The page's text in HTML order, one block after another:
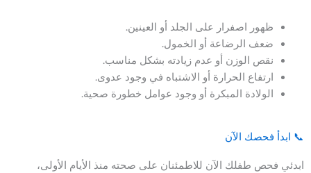
ظهور اصفرار على الجلد أو العينين.
ضعف الرضاعة أو الخمول.
نقص الوزن أو عدم زيادته بشكل مناسب.
ارتفاع الحرارة أو الاشتباه في وجود عدوى.
الولادة المبكرة أو وجود عوامل خطورة صحية.
📞 ابدأ فحصك الآن
ابدئي فحص طفلك الآن للاطمئنان على صحته منذ الأيام الأولى،